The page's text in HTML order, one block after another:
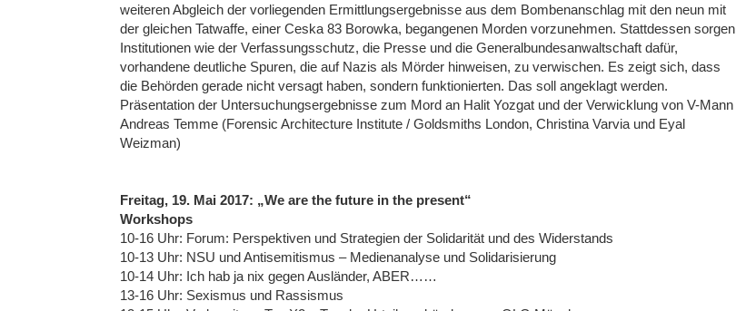
weiteren Abgleich der vorliegenden Ermittlungsergebnisse aus dem Bombenanschlag mit den neun mit
der gleichen Tatwaffe, einer Ceska 83 Borowka, begangenen Morden vorzunehmen. Stattdessen sorgen
Institutionen wie der Verfassungsschutz, die Presse und die Generalbundesanwaltschaft dafür,
vorhandene deutliche Spuren, die auf Nazis als Mörder hinweisen, zu verwischen. Es zeigt sich, dass
die Behörden gerade nicht versagt haben, sondern funktionierten. Das soll angeklagt werden.
Präsentation der Untersuchungsergebnisse zum Mord an Halit Yozgat und der Verwicklung von V-Mann
Andreas Temme (Forensic Architecture Institute / Goldsmiths London, Christina Varvia und Eyal
Weizman)
Freitag, 19. Mai 2017: „We are the future in the present“
Workshops
10-16 Uhr: Forum: Perspektiven und Strategien der Solidarität und des Widerstands
10-13 Uhr: NSU und Antisemitismus – Medienanalyse und Solidarisierung
10-14 Uhr: Ich hab ja nix gegen Ausländer, ABER……
13-16 Uhr: Sexismus und Rassismus